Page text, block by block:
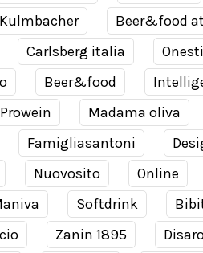
Kulmbacher Beer&food
Carlsberg italia
Beer&food
Prowein Madama oliva
Famigliasantoni
Nuovosito Online
Softdrink
Zanin 1895